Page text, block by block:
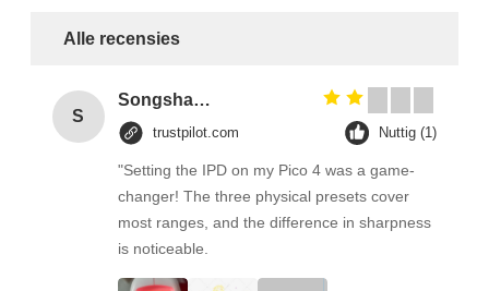
Alle recensies
S
Songshang
trustpilot.com Nuttig (1)
"Setting the IPD on my Pico 4 was a game-
changer! The three physical presets cover
most ranges, and the difference in sharpness
is noticeable.